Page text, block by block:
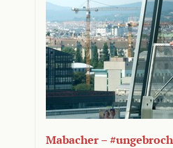
Mabacher –